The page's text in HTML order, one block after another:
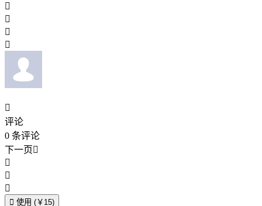





评论
0 条评论
下一页



 使用 (￥15)